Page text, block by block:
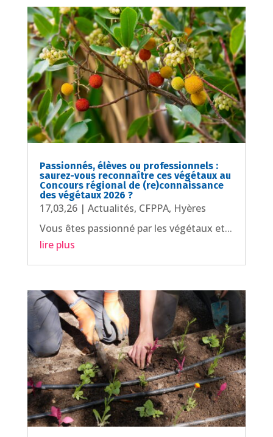
Passionnés, élèves ou professionnels :
saurez-vous reconnaître ces végétaux au
Concours régional de (re)connaissance
des végétaux 2026 ?
17,03,26| Actualités, CFPPA, Hyères
Vous êtes passionné par les végétaux et...
lire plus